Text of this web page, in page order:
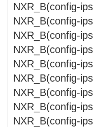
NXR_B(config-
NXR_B(config-
NXR_B(config-
NXR_B(config-
NXR_B(config-
NXR_B(config-
NXR_B(config-
NXR_B(config-
NXR_B(config-